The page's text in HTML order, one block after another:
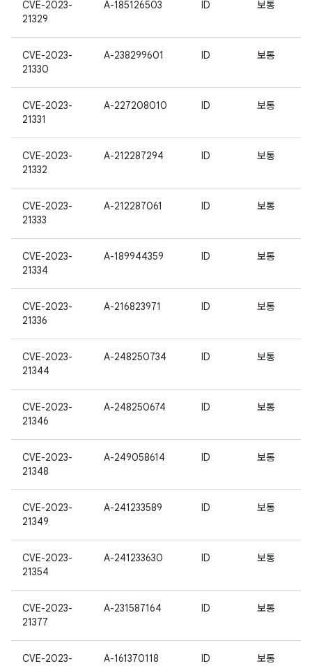
CVE-2023-
21329
A-185126503 ID 보통
CVE-2023-
21330
A-238299601 ID 보통
CVE-2023-
21331
A-227208010 ID 보통
CVE-2023-
21332
A-212287294 ID 보통
CVE-2023-
21333
A-212287061 ID 보통
CVE-2023-
21334
A-189944359 ID 보통
CVE-2023-
21336
A-216823971 ID 보통
CVE-2023-
21344
A-248250734 ID 보통
CVE-2023-
21346
A-248250674 ID 보통
CVE-2023-
21348
A-249058614 ID 보통
CVE-2023-
21349
A-241233589 ID 보통
CVE-2023-
21354
A-241233630 ID 보통
CVE-2023-
21377
A-231587164 ID 보통
CVE-2023- A-161370118 ID 보통